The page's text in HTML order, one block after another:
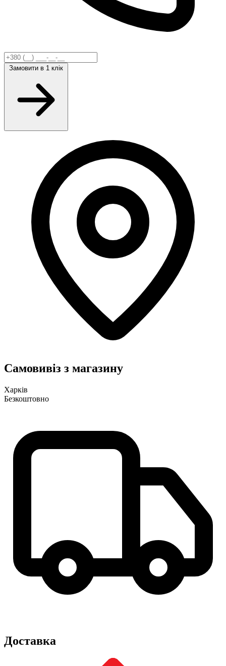
Замовити в 1 клік
Самовивіз з магазину
Харків
Безкоштовно
Доставка